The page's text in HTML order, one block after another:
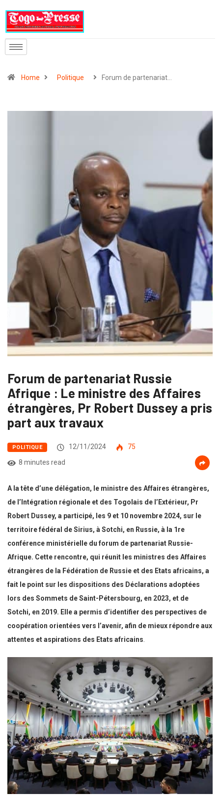
Home Politique Forum de partenariat…
Forum de partenariat Russie
Afrique : Le ministre des Affaires
étrangères, Pr Robert Dussey a pris
part aux travaux
POLITIQUE 12/11/2024
75
8 minutes read
A la tête d’une délégation, le ministre des Affaires étrangères,
de l’Intégration régionale et des Togolais de l’Extérieur, Pr
Robert Dussey, a participé, les 9 et 10 novembre 2024, sur le
territoire fédéral de Sirius, à Sotchi, en Russie, à la 1re
conférence ministérielle du forum de partenariat Russie-
Afrique. Cette rencontre, qui réunit les ministres des Affaires
étrangères de la Fédération de Russie et des Etats africains, a
fait le point sur les dispositions des Déclarations adoptées
lors des Sommets de Saint-Pétersbourg, en 2023, et de
Sotchi, en 2019. Elle a permis d’identifier des perspectives de
coopération orientées vers l’avenir, afin de mieux répondre aux
attentes et aspirations des Etats africains.